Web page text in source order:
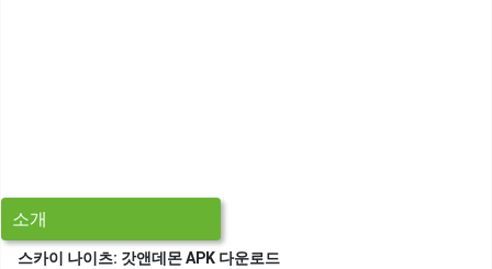
소개
스카이 나이츠: 갓앤데몬 APK 다운로드